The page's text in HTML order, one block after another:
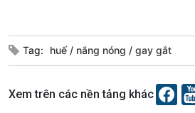
Podcast
Góc
Câu
Tag: huế nắng nóng gay gắt
Xem trên các nền tảng khác